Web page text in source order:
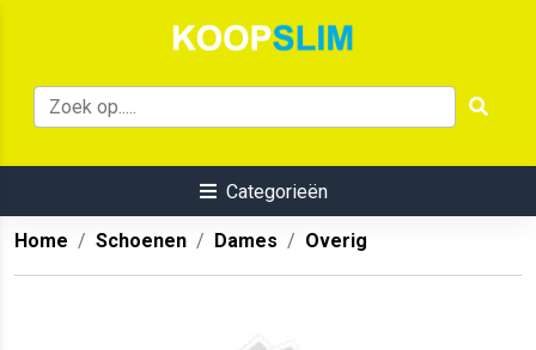
Categorieën
Home Schoenen Dames Overig